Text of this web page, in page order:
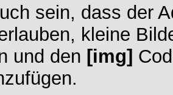
sein, dass der
kleine
und den [img]